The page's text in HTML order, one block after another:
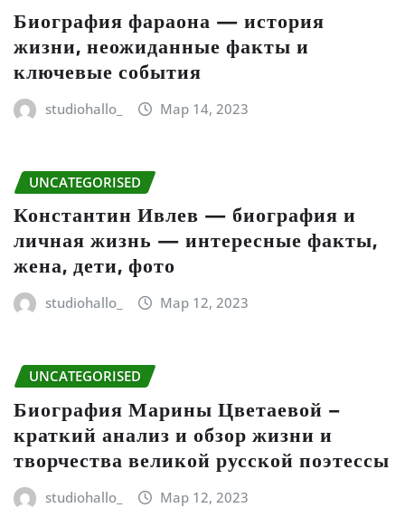
Биография фараона — история
жизни, неожиданные факты и
ключевые события
studiohallo_ Мар 14, 2023
UNCATEGORISED
Константин Ивлев — биография и
личная жизнь — интересные факты,
жена, дети, фото
studiohallo_ Мар 12, 2023
UNCATEGORISED
Биография Марины Цветаевой –
краткий анализ и обзор жизни и
творчества великой русской поэтессы
studiohallo_ Мар 12, 2023